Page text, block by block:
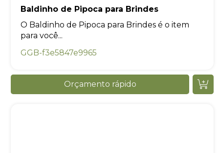
Baldinho de Pipoca para Brindes
O Baldinho de Pipoca para Brindes é o item
para você...
GGB-f3e5847e9965
Orçamento rápido